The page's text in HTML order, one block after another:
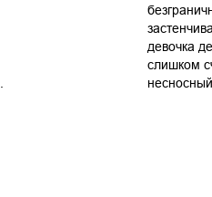
девочка
слишком